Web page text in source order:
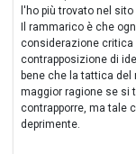
l'ho più trovato nel sito
Il rammarico è che
considerazione critica
contrapposizione di
bene che la tattica del
maggior ragione se si
contrapporre, ma tale
deprimente.